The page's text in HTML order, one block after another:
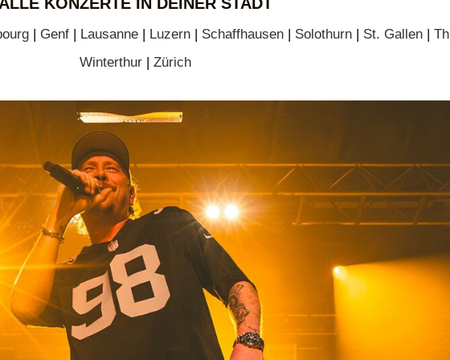
| Genf | Lausanne | Luzern | Schaffhausen | Solothurn | St. Gallen |
Winterthur| Zürich